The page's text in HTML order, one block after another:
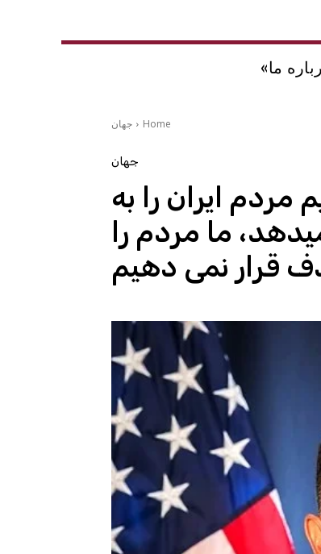
ما»
Home جهان
جهان
مردم ایران را به
ما مردم را
قرار نمی دهیم